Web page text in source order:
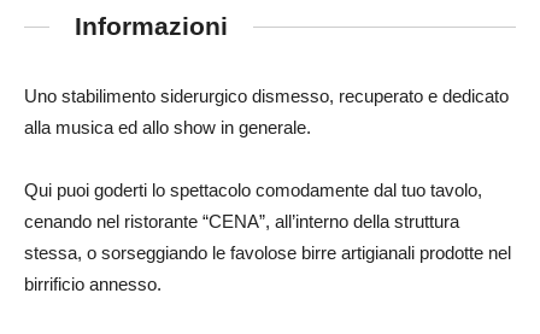
Informazioni
Uno stabilimento siderurgico dismesso, recuperato e dedicato
alla musica ed allo show in generale.
Qui puoi goderti lo spettacolo comodamente dal tuo tavolo,
cenando nel ristorante “CENA”, all’interno della struttura
stessa, o sorseggiando le favolose birre artigianali prodotte nel
birrificio annesso.